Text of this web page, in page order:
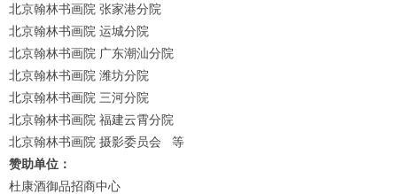
北京翰林书画院 张家港分院
北京翰林书画院 运城分院
北京翰林书画院 广东潮汕分院
北京翰林书画院 潍坊分院
北京翰林书画院 三河分院
北京翰林书画院 福建云霄分院
北京翰林书画院 摄影委员会
等
赞助单位：
杜康酒御品招商中心